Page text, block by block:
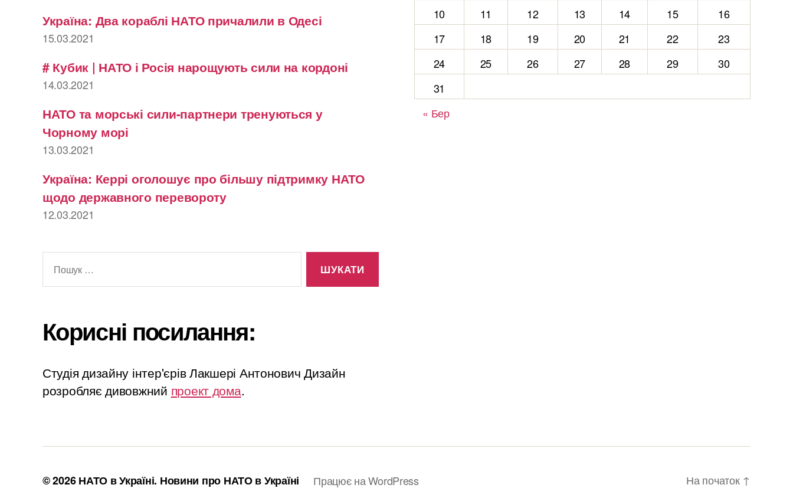
Україна: Два кораблі НАТО причалили в Одесі
15.03.2021
# Кубик | НАТО і Росія нарощують сили на кордоні
14.03.2021
НАТО та морські сили-партнери тренуються у
Чорному морі
13.03.2021
Україна: Керрі оголошує про більшу підтримку НАТО
щодо державного перевороту
12.03.2021
Корисні посилання:
Студія дизайну інтер'єрів Лакшері Антонович Дизайн
розробляє дивовжний проект дома.
10
11 12 13 14 15
16
17
18 19 20 21 22
23
24
25 26 27 28 29
30
31
« Бер
© 2026НАТО в Україні. Новини про НАТО в Україні Працює на WordPress На початок ↑